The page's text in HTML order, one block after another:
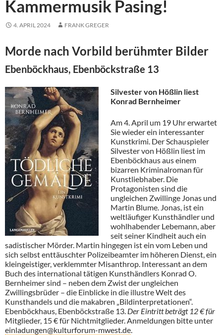
Kammermusik Pasing!
4. APRIL 2024 FRANK GREGER
Morde nach Vorbild berühmter Bilder
Ebenböckhaus, Ebenböckstraße 13
Silvester von Hößlin liest
Konrad Bernheimer
Am 4. April um 19 Uhr erwartet
Sie wieder ein interessanter
Kunstkrimi. Der Schauspieler
Silvester von Hößlin liest im
Ebenböckhaus aus einem
bizarren Kriminalroman für
Kunstliebhaber. Die
Protagonisten sind die
ungleichen Zwillinge Jonas und
Martin Blume. Jonas, ist ein
weltläufiger Kunsthändler und
wohlhabender Lebemann, aber
seit seiner Kindheit auch ein
sadistischer Mörder. Martin hingegen ist ein vom Leben und
sich selbst enttäuschter Polizeibeamter im höheren Dienst, ein
kleingeistiger, verklemmter Misanthrop. Interessant an dem
Buch des international tätigen Kunsthändlers Konrad O.
Bernheimer sind – neben dem Zwist der ungleichen
Zwillingsbrüder – die Einblicke in die illustre Welt des
Kunsthandels und die makabren „Bildinterpretationen“.
Ebenböckhaus, Ebenböckstraße 13. Der Eintritt beträgt 12 € für
Mitglieder, 15 € für Nichtmitglieder. Anmeldungen bitte unter
einladungen@kulturforum-mwest.de.